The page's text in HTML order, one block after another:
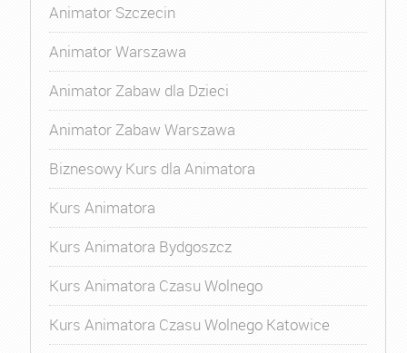
Animator Szczecin
Animator Warszawa
Animator Zabaw dla Dzieci
Animator Zabaw Warszawa
Biznesowy Kurs dla Animatora
Kurs Animatora
Kurs Animatora Bydgoszcz
Kurs Animatora Czasu Wolnego
Kurs Animatora Czasu Wolnego Katowice